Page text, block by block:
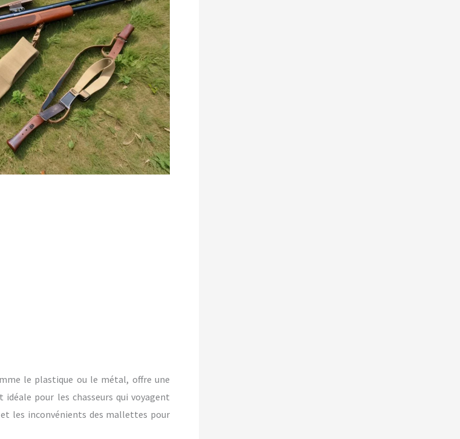
le plastique ou le métal, offre une
pour les chasseurs qui voyagent
les inconvénients des mallettes pour